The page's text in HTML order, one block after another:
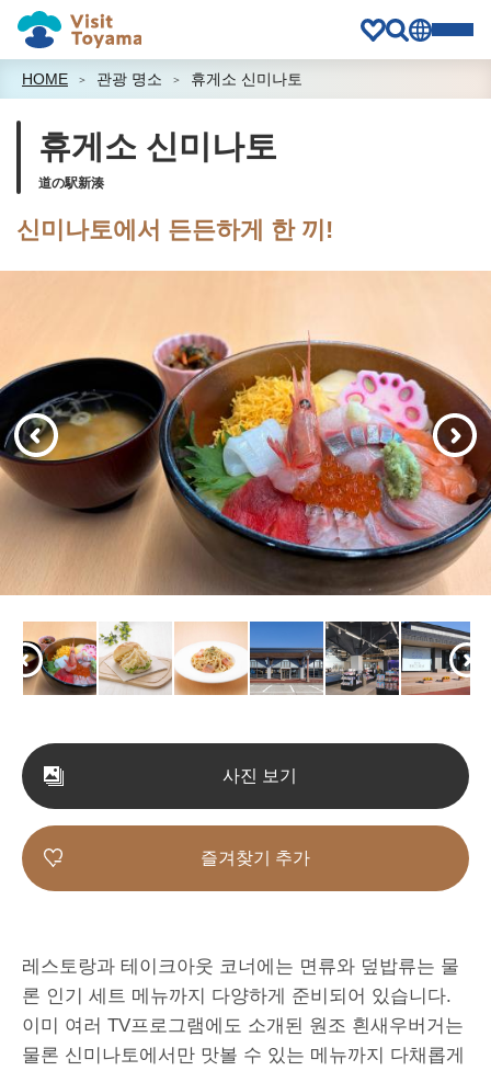
HOME 관광 명소 휴게소 신미나토
휴게소 신미나토
道の駅新湊
신미나토에서 든든하게 한 끼!
사진 보기
즐겨찾기 추가
레스토랑과 테이크아웃 코너에는 면류와 덮밥류는 물
론 인기 세트 메뉴까지 다양하게 준비되어 있습니다.
이미 여러 TV프로그램에도 소개된 원조 흰새우버거는
물론 신미나토에서만 맛볼 수 있는 메뉴까지 다채롭게